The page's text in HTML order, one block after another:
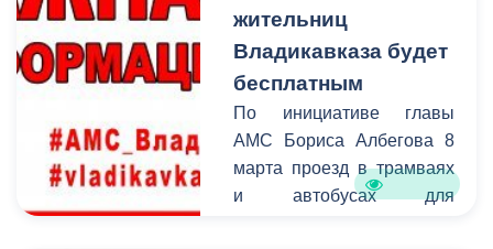
жительниц
Владикавказа будет
бесплатным
По инициативе главы
АМС Бориса Албегова 8
марта проезд в трамваях
и автобусах для